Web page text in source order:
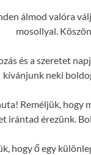
álmod valóra
mosollyal.
és a szeretet
kívánjunk neki
Reméljük, hogy
irántad érezünk.
hogy ő egy